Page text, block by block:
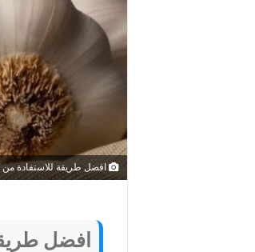
افضل طريقة للاستفادة من
افضل